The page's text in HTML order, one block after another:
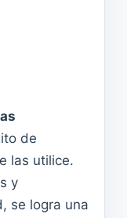
de
las utilice.
y
se logra una